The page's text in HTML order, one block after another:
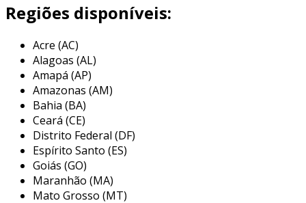
características dos painéis
eletrônicos led
os painéis eletrônicos led se destacam por uma
série de características que os tornam ideais
para publicidade. primeiramente, eles
apresentam alta luminosidade, garantindo que
suas mensagens sejam visíveis em diferentes
condições de iluminação. além disso, a
resolução das imagens e textos é ajustável,
permitindo uma comunicação clara e
impactante.
Regiões disponíveis:
Acre (AC)
Alagoas (AL)
Amapá (AP)
Amazonas (AM)
Bahia (BA)
Ceará (CE)
Distrito Federal (DF)
Espírito Santo (ES)
Goiás (GO)
Maranhão (MA)
Mato Grosso (MT)